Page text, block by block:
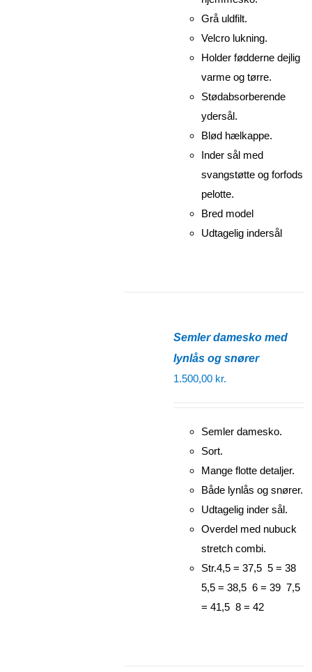
Grå uldfilt.
Velcro lukning.
Holder fødderne dejlig
varme og tørre.
Stødabsorberende
ydersål.
Blød hælkappe.
Inder sål med
svangstøtte og forfods
pelotte.
Bred model
Udtagelig indersål
Semler damesko med
lynlås og snører
1.500,00 kr.
Semler damesko.
Sort.
Mange flotte detaljer.
Både lynlås og snører.
Udtagelig inder sål.
Overdel med nubuck
stretch combi.
Str.4,5 = 37,5 5 = 38
5,5 = 38,5 6 = 39 7,5
= 41,5 8 = 42